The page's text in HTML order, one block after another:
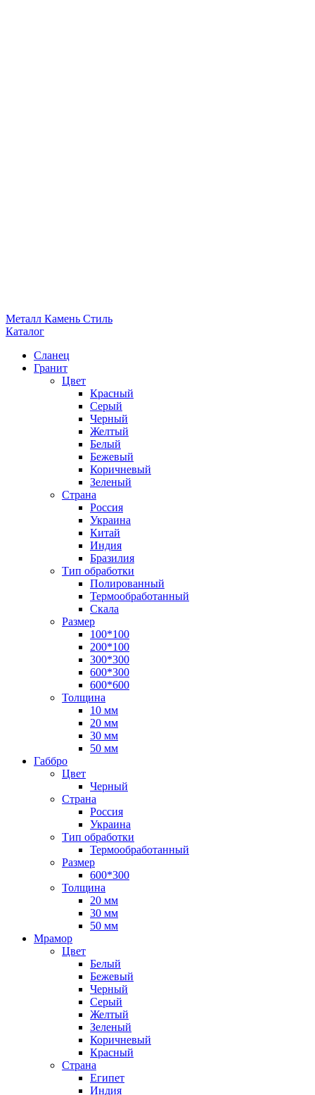
Металл Камень Стиль
Каталог
Сланец
Гранит
Цвет
Красный
Серый
Черный
Желтый
Белый
Бежевый
Коричневый
Зеленый
Страна
Россия
Украина
Китай
Индия
Бразилия
Тип обработки
Полированный
Термообработанный
Скала
Размер
100*100
200*100
300*300
600*300
600*600
Толщина
10 мм
20 мм
30 мм
50 мм
Габбро
Цвет
Черный
Страна
Россия
Украина
Тип обработки
Термообработанный
Размер
600*300
Толщина
20 мм
30 мм
50 мм
Мрамор
Цвет
Белый
Бежевый
Черный
Серый
Желтый
Зеленый
Коричневый
Красный
Страна
Египет
Индия